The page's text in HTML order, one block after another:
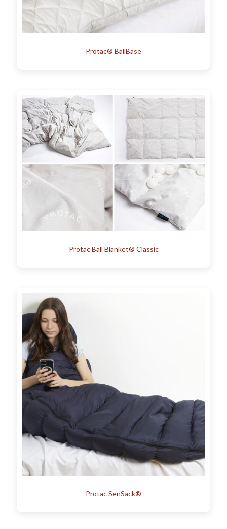
Protac® BallBase
Protac Ball Blanket® Classic
Protac SenSack®